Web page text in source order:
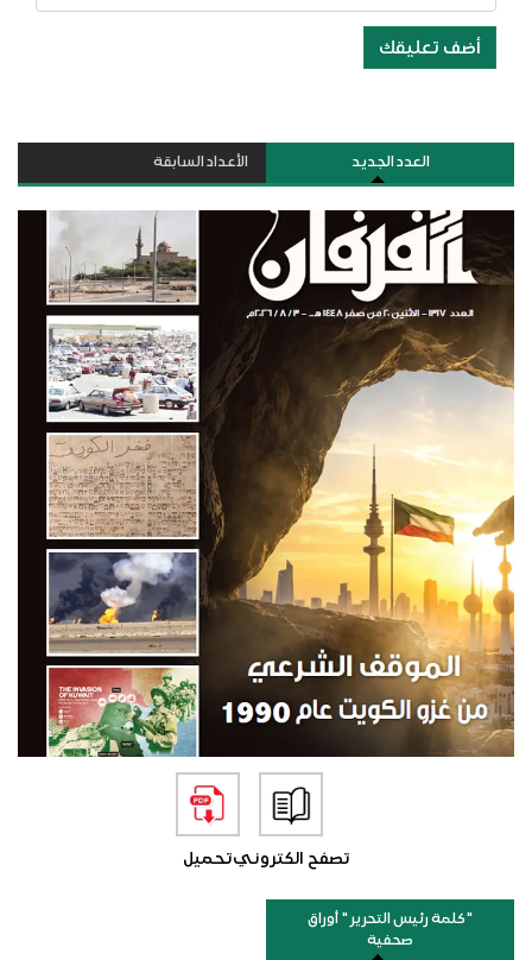
أضف تعليقك
العدد الجديد الأعداد السابقة
تصفح الكترونيتحميل
"كلمة رئيس التحرير " أوراق
صحفية